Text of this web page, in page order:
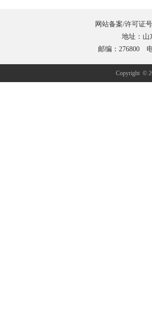
网站备案/许可证
地址：山
邮编：276800
Copyright ©